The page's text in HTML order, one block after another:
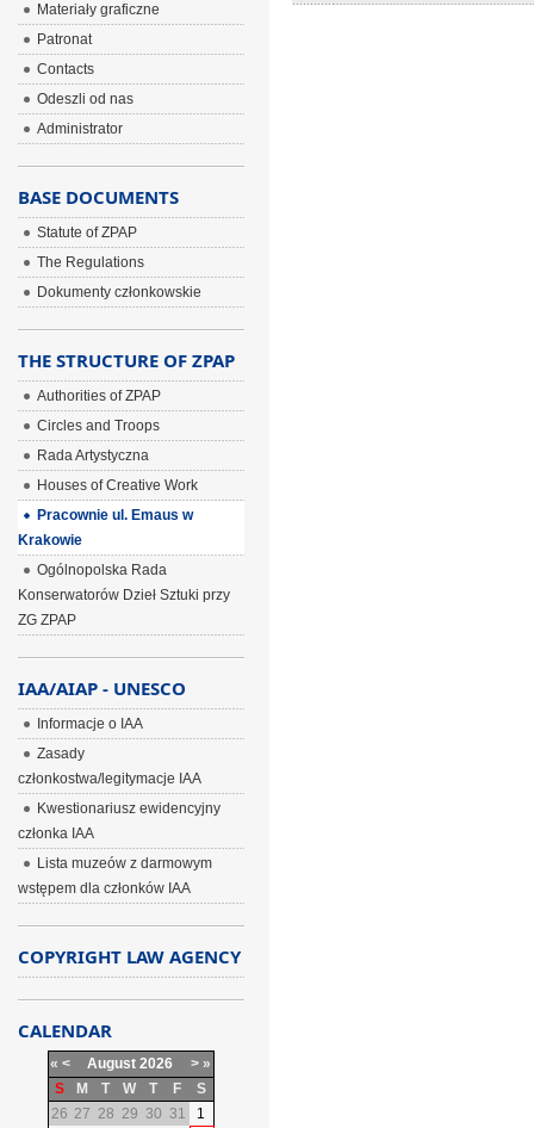
Materiały graficzne
Patronat
Contacts
Odeszli od nas
Administrator
BASE DOCUMENTS
Statute of ZPAP
The Regulations
Dokumenty członkowskie
THE STRUCTURE OF ZPAP
Authorities of ZPAP
Circles and Troops
Rada Artystyczna
Houses of Creative Work
Pracownie ul. Emaus w
Krakowie
Ogólnopolska Rada
Konserwatorów Dzieł Sztuki przy
ZG ZPAP
IAA/AIAP - UNESCO
Informacje o IAA
Zasady
członkostwa/legitymacje IAA
Kwestionariusz ewidencyjny
członka IAA
Lista muzeów z darmowym
wstępem dla członków IAA
COPYRIGHT LAW AGENCY
CALENDAR
« < August 2026 > »
S
M T W T F
S
26 27 28 29 30 31
1